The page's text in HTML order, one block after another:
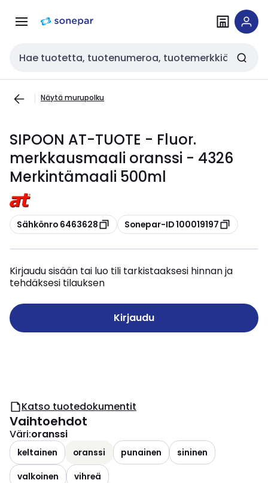
navigointiinsisältöön
Haku
Näytä murupolku
SIPOON AT-TUOTE - Fluor.
merkkausmaali oranssi - 4326
Merkintämaali 500ml
Kopioi
Sähkönro 6463628 Kopioi
Sonepar-ID 100019197
Kirjaudu sisään tai luo tili tarkistaaksesi hinnan ja
tehdäksesi tilauksen
Kirjaudu
Katso tuotedokumentit
Vaihtoehdot
Väri:oranssi
keltainen oranssi punainen
sininen
valkoinen
vihreä